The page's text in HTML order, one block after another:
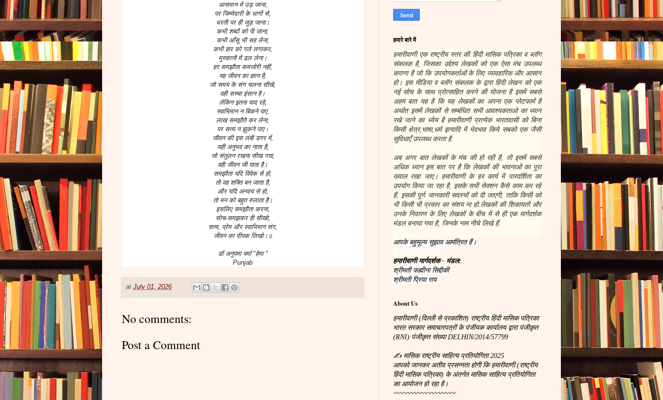
आसमान में उड़ जाना,
पर जिम्मेदारी के धागों से,
धरती पर ही जुड़ जाना।
कभी शब्दों को पी जाना,
कभी आँसू भी सह लेना,
कभी हार को गले लगाकर,
मुस्कानों में ढल लेना।
हर समझौता कमजोरी नहीं,
यह जीवन का ज्ञान है,
जो समय के संग चलना सीखे,
वही सच्चा इंसान है।
लेकिन इतना याद रहे,
स्वाभिमान न बिकने पाए,
लाख समझौते कर लेना,
पर सत्य न झुकने पाए।
जीवन की इस लंबी डगर में,
यही अनुभव का नाता है,
जो संतुलन रखना सीख गया,
वही जीवन जी पाता है।
समझौता यदि विवेक से हो,
तो वह शक्ति बन जाता है,
और यदि अन्याय से हो,
तो मन को बहुत रुलाता है।
इसलिए समझौता करना,
सोच-समझकर ही सीखो,
सत्य, प्रेम और स्वाभिमान संग,
जीवन का दीपक लिखो।॥
डॉ अनुपमा वर्मा "हेमा "
Punjab
at July 01, 2026
No comments:
Post a Comment
हमारे बारे में
हमारीवाणी एक राष्ट्रीय स्तर की हिंदी मासिक पत्रिका व ब्लॉग
संकलक है, जिसका उद्देश्य लेखकों को एक ऐसा मंच उपलब्ध
कराना है जो कि उपयोगकर्ताओं के लिए व्यावहारिक और आसान
हो। इस मीडिया व ब्लॉग संकलक के द्वारा हिंदी लेखन को एक
नई सोच के साथ प्रोत्साहित करने की योजना है इसमें सबसे
अहम बात यह है कि यह लेखकों का अपना एक प्लेटफार्म है
अर्थात इसमें लेखकों से सम्बंधित सभी आवश्यकताओ का ध्यान
रखे जाने का ध्येय है हमारीवाणी प्रत्येक भारतवासी को बिना
किसी क्षेत्र,भाषा,धर्म इत्यादि में भेदभाव किये सबको एक जैसी
सुविधाएँ उपलब्ध करता है.
अब अगर बात लेखकों के मंच की हो रही है, तो इसमें सबसे
अधिक ध्यान इस बात पर है कि लेखकों की भावनाओं का पूरा
ख्याल रखा जाए। हमारीवाणी के हर कार्य में पारदर्शिता का
उपयोग किया जा रहा है, इसके सभी सेक्शन कैसे काम कर रहे
हैं, इसकी पूर्ण जानकारी सदस्यों को दी जाएगी, ताकि किसी को
भी किसी भी प्रकार का संशय ना हो.लेखकों की शिकायतों और
उनके निवारण के लिए लेखकों के बीच में से ही एक मार्गदर्शक
मंडल बनाया गया है, जिनके नाम नीचे लिखे हैं.
आपके बहुमूल्य सुझाव आमंत्रित हैं।
हमारीवाणी मार्गदर्शक - मंडल:
श्रीमती फह्मीना सिद्दीकी
श्रीमती प्रिया राय
About Us
हमारीवाणी (दिल्ली से प्रकाशित) राष्ट्रीय हिंदी मासिक पत्रिका
भारत सरकार समाचारपत्रों के पंजीयक कार्यालय द्वारा पंजीकृत
(RNI) पंजीकृत संख्या DELHIN/2014/57799
✍ मासिक राष्ट्रीय साहित्य प्रतियोगिता 2025
आपको जानकर अतीव प्रसन्नता होगी कि हमारीवाणी (राष्ट्रीय
हिंदी मासिक पत्रिका) के अंतर्गत मासिक साहित्य प्रतियोगिता
का आयोजन हो रहा है।
〰〰〰〰〰〰〰〰〰